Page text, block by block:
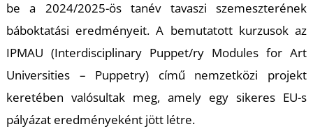
be a 2024/2025-ös tanév tavaszi szemeszterének
báboktatási eredményeit. A bemutatott kurzusok az
IPMAU (Interdisciplinary Puppet/ry Modules for Art
Universities – Puppetry) című nemzetközi projekt
keretében valósultak meg, amely egy sikeres EU-s
pályázat eredményeként jött létre.